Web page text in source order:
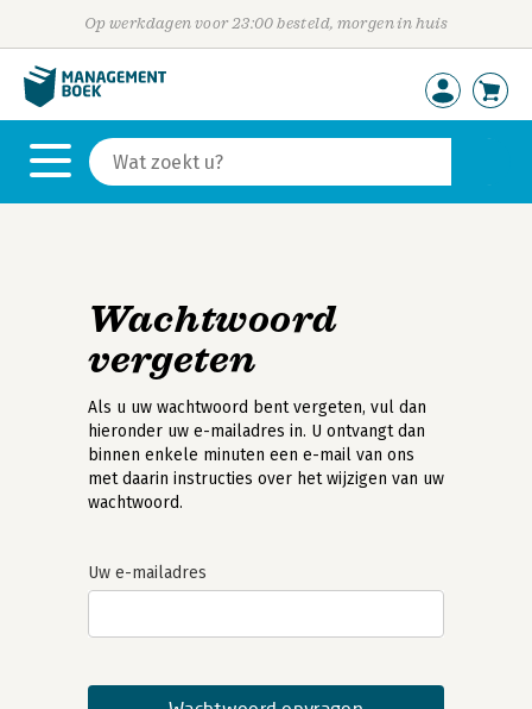
Op werkdagen voor 23:00 besteld, morgen in huis
Wachtwoord
vergeten
Als u uw wachtwoord bent vergeten, vul dan
hieronder uw e-mailadres in. U ontvangt dan
binnen enkele minuten een e-mail van ons
met daarin instructies over het wijzigen van uw
wachtwoord.
Uw e-mailadres